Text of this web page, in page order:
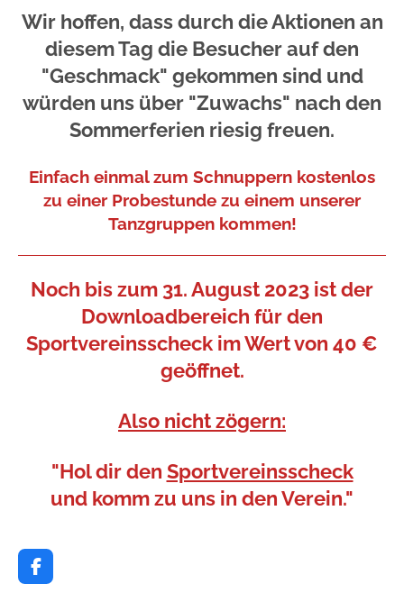
Wir hoffen, dass durch die Aktionen an
diesem Tag die Besucher auf den
"Geschmack" gekommen sind und
würden uns über "Zuwachs" nach den
Sommerferien riesig freuen.
Einfach einmal zum Schnuppern kostenlos
zu einer Probestunde zu einem unserer
Tanzgruppen kommen!
Noch bis zum 31. August 2023 ist der
Downloadbereich für den
Sportvereinsscheck im Wert von 40 €
geöffnet.
Also nicht zögern:
"Hol dir den Sportvereinsscheck
und komm zu uns in den Verein."
F
a